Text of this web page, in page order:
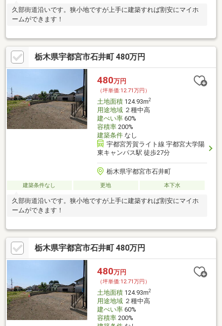
久部街道沿いです。狭小地ですが上手に建築すれば割安にマイホ
ームができます！
栃木県宇都宮市石井町 480万円
480万円
（坪単価:12.71万円）
土地面積124.93m2
用途地域２種中高
建ぺい率60%
容積率200%
建築条件なし
宇都宮芳賀ライト線 宇都宮大学陽
東キャンパス駅 徒歩27分
栃木県宇都宮市石井町
建築条件なし 更地 本下水
久部街道沿いです。狭小地ですが上手に建築すれば割安にマイホ
ームができます！
栃木県宇都宮市石井町 480万円
480万円
（坪単価:12.71万円）
土地面積124.93m2
用途地域２種中高
建ぺい率60%
容積率200%